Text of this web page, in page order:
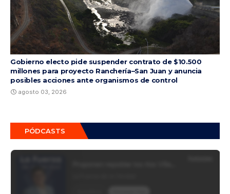
Gobierno electo pide suspender contrato de $10.500
millones para proyecto Ranchería–San Juan y anuncia
posibles acciones ante organismos de control
agosto 03, 2026
PÓDCASTS